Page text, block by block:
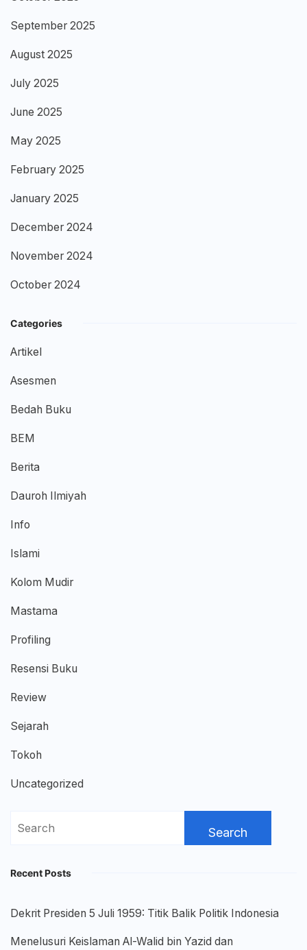
September 2025
August 2025
July 2025
June 2025
May 2025
February 2025
January 2025
December 2024
November 2024
October 2024
Categories
Artikel
Asesmen
Bedah Buku
BEM
Berita
Dauroh Ilmiyah
Info
Islami
Kolom Mudir
Mastama
Profiling
Resensi Buku
Review
Sejarah
Tokoh
Uncategorized
Search
Recent Posts
Dekrit Presiden 5 Juli 1959: Titik Balik Politik Indonesia
Menelusuri Keislaman Al-Walid bin Yazid dan